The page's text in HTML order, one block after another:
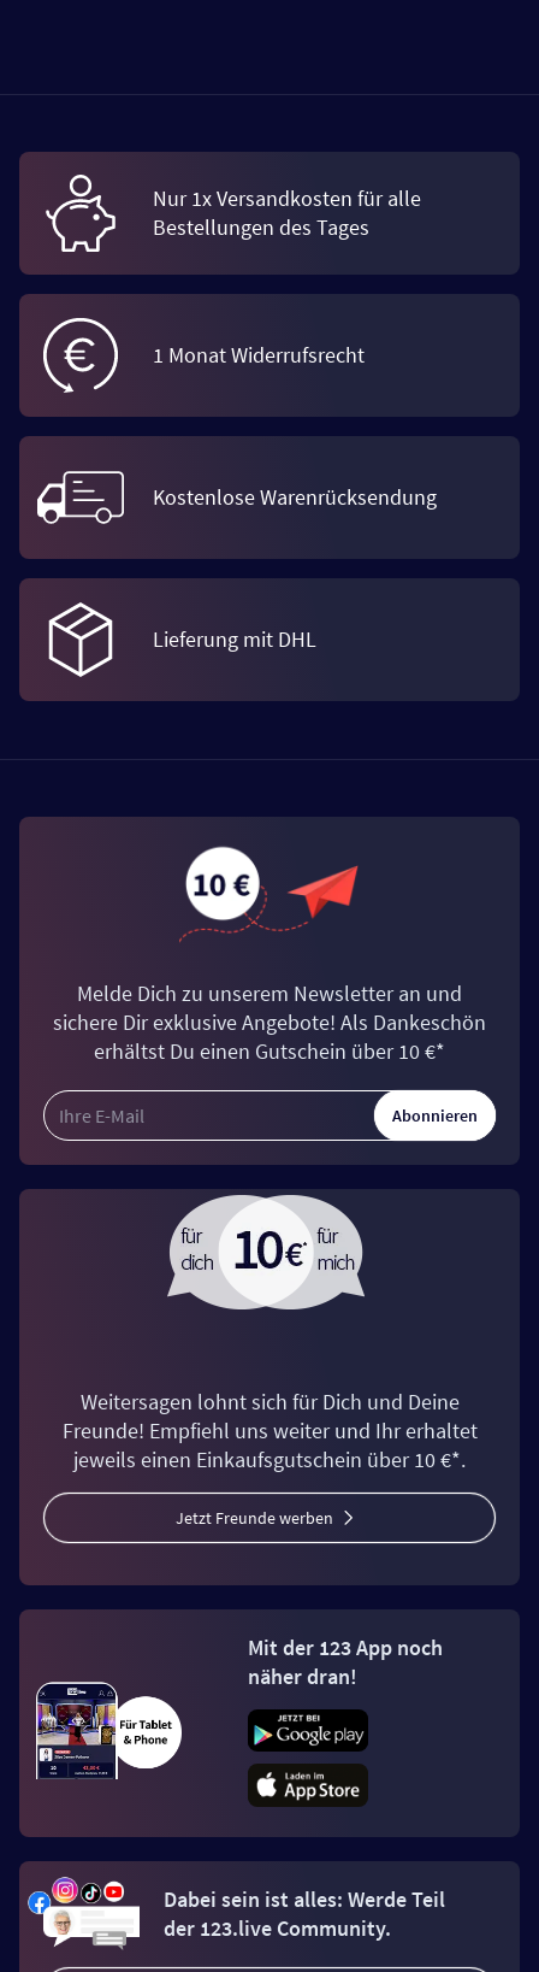
Nur 1x Versandkosten für alle
Bestellungen des Tages
1 Monat Widerrufsrecht
Kostenlose Warenrücksendung
Lieferung mit DHL
Melde Dich zu unserem Newsletter an und
sichere Dir exklusive Angebote! Als Dankeschön
erhältst Du einen Gutschein über 10 €*
Abonnieren
Weitersagen lohnt sich für Dich und Deine
Freunde! Empfiehl uns weiter und Ihr erhaltet
jeweils einen Einkaufsgutschein über 10 €*.
Jetzt Freunde werben
Mit der 123 App noch
näher dran!
Dabei sein ist alles: Werde Teil
der 123.live Community.